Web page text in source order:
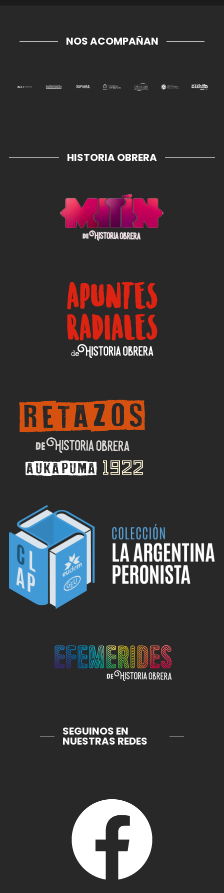
NOS ACOMPAÑAN
HISTORIA OBRERA
SEGUINOS EN
NUESTRAS REDES